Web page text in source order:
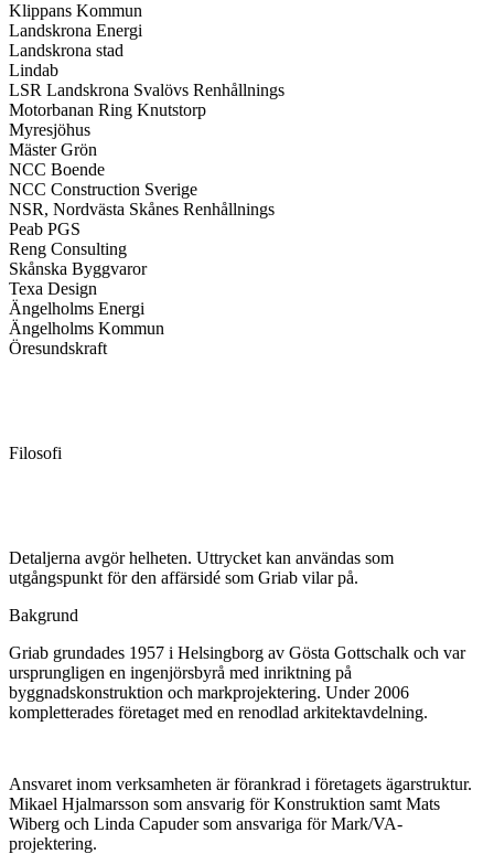
Klippans Kommun
Landskrona Energi
Landskrona stad
Lindab
LSR Landskrona Svalövs Renhållnings
Motorbanan Ring Knutstorp
Myresjöhus
Mäster Grön
NCC Boende
NCC Construction Sverige
NSR, Nordvästa Skånes Renhållnings
Peab PGS
Reng Consulting
Skånska Byggvaror
Texa Design
Ängelholms Energi
Ängelholms Kommun
Öresundskraft
Filosofi
Detaljerna avgör helheten. Uttrycket kan användas som
utgångspunkt för den affärsidé som Griab vilar på.
Bakgrund
Griab grundades 1957 i Helsingborg av Gösta Gottschalk och var
ursprungligen en ingenjörsbyrå med inriktning på
byggnadskonstruktion och markprojektering. Under 2006
kompletterades företaget med en renodlad arkitektavdelning.
Ansvaret inom verksamheten är förankrad i företagets ägarstruktur.
Mikael Hjalmarsson som ansvarig för Konstruktion samt Mats
Wiberg och Linda Capuder som ansvariga för Mark/VA-
projektering.